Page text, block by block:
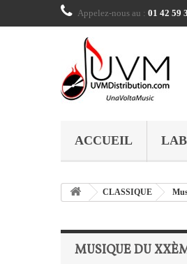
Appelez-nous au : 01 42 59
ACCUEIL
CLASSIQUE
MUSIQUE DU